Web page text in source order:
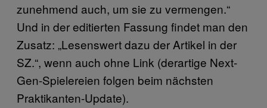
zunehmend auch, um sie zu vermengen.“
Und in der editierten Fassung findet man den
Zusatz: „Lesenswert dazu der Artikel in der
SZ.“, wenn auch ohne Link (derartige Next-
Gen-Spielereien folgen beim nächsten
Praktikanten-Update).